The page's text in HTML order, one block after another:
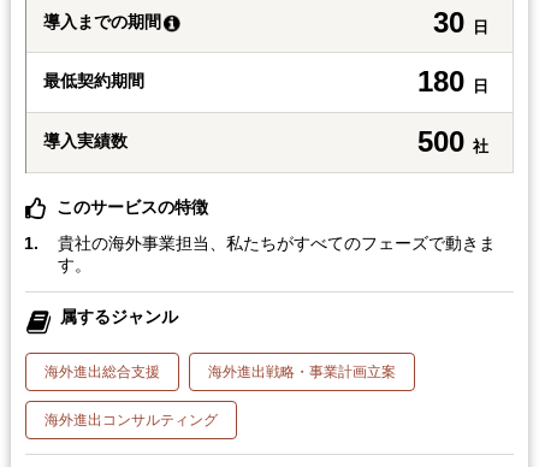
導入までの期間 30 日
最低契約期間 180 日
導入実績数 500 社
このサービスの特徴
貴社の海外事業担当、私たちがすべてのフェーズで動きま
す。
属するジャンル
海外進出総合支援 海外進出戦略・事業計画立案
海外進出コンサルティング